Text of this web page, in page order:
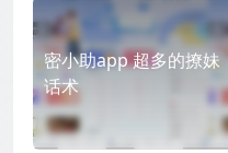
密小助app 超多的撩妹
话术